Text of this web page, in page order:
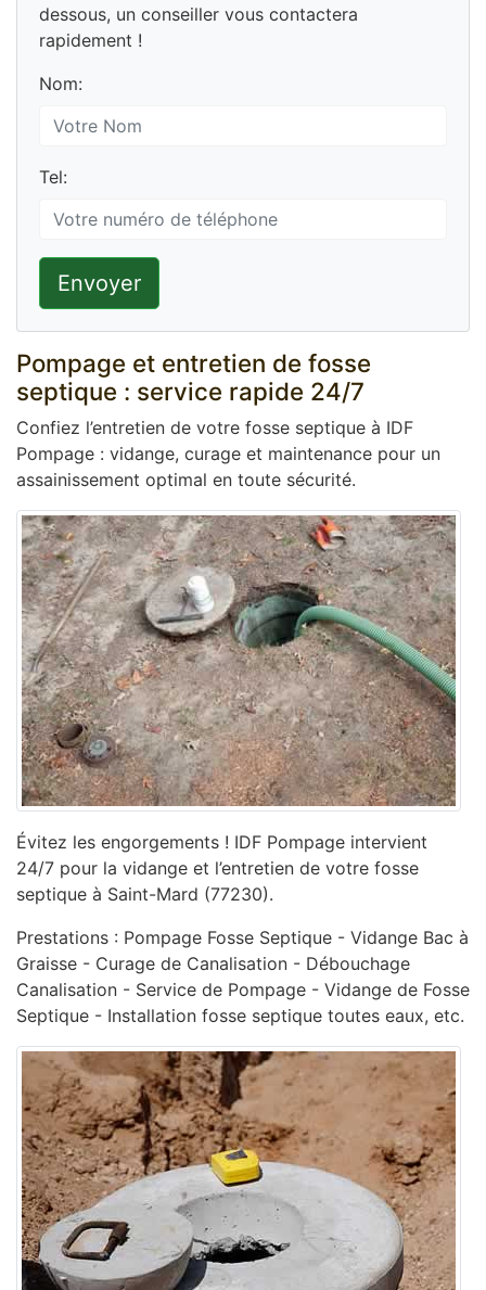
dessous, un conseiller vous contactera
rapidement !
Nom:
Tel:
Envoyer
Pompage et entretien de fosse
septique : service rapide 24/7
Confiez l’entretien de votre fosse septique à IDF
Pompage : vidange, curage et maintenance pour un
assainissement optimal en toute sécurité.
Évitez les engorgements ! IDF Pompage intervient
24/7 pour la vidange et l’entretien de votre fosse
septique à Saint-Mard (77230).
Prestations : Pompage Fosse Septique - Vidange Bac à
Graisse - Curage de Canalisation - ‎Débouchage
Canalisation - ‎Service de Pompage - ‎Vidange de Fosse
Septique - Installation fosse septique toutes eaux, etc.